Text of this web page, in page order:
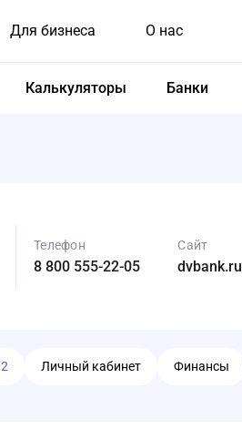
Для бизнеса О нас
Калькуляторы Банки
Телефон
8 800 555-22-05
Сайт
dvbank.ru
2 Личный кабинет Финансы